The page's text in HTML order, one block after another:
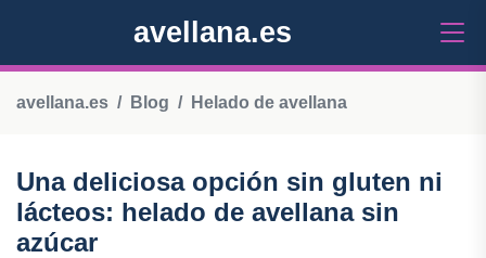
avellana.es
avellana.es Blog Helado de avellana
Una deliciosa opción sin gluten ni
lácteos: helado de avellana sin
azúcar